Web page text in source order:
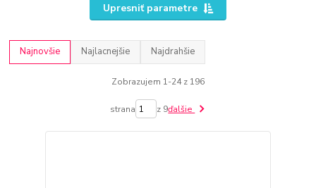
Upresniť parametre
Najnovšie Najlacnejšie Najdrahšie
Zobrazujem 1-24 z 196
strana z 9ďalšie